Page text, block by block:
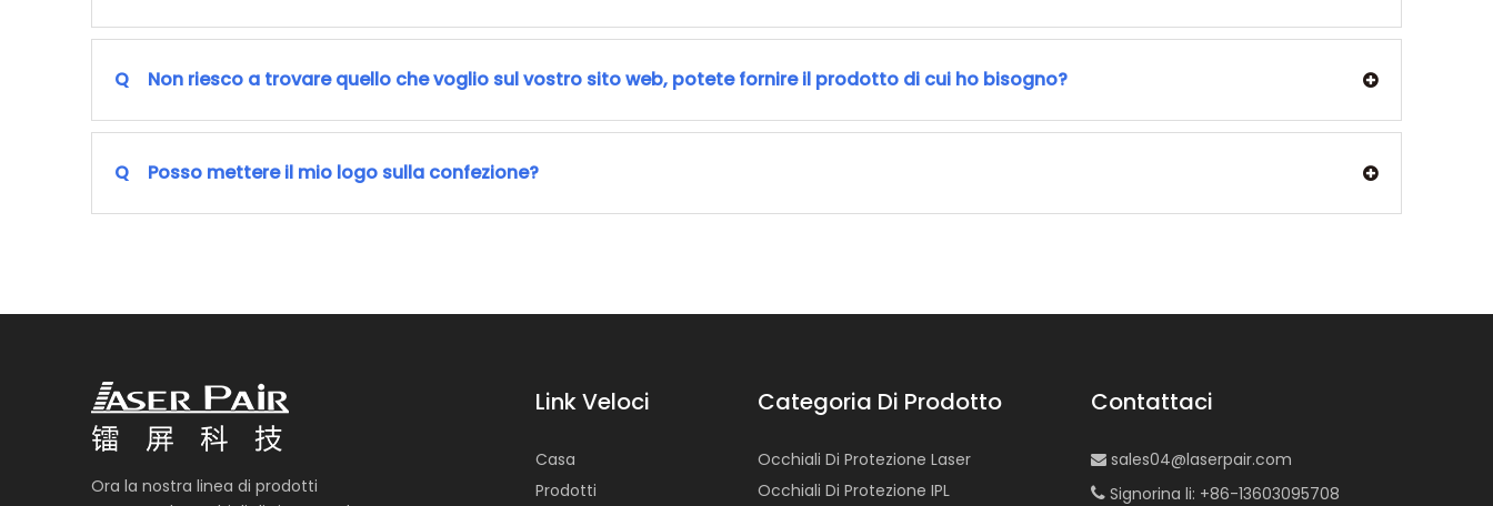
Q Non riesco a trovare quello che voglio sul vostro sito web, potete fornire il prodotto di cui ho bisogno?
Q Posso mettere il mio logo sulla confezione?
Ora la nostra linea di prodotti
Link Veloci
Casa
Prodotti
Categoria Di Prodotto
Occhiali Di Protezione Laser
Occhiali Di Protezione IPL
Contattaci
 sales04@laserpair.com
 Signorina li: +86-13603095708